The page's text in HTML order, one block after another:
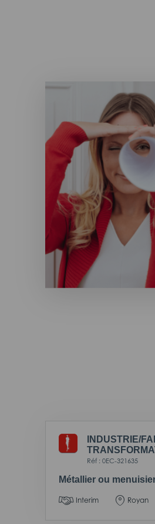
INDUSTRIE/
Réf : 0EC-321635
Métallier ou
Interim Royan